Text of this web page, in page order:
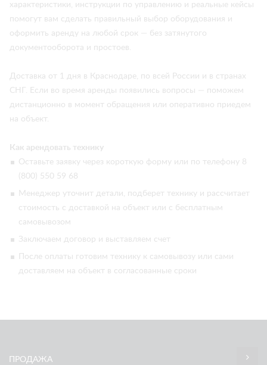
характеристики, инструкции по управлению и реальные кейсы
помогут вам сделать правильный выбор оборудования и
оформить аренду на любой срок — без затянутого
документооборота и простоев.
Доставка от 1 дня в Краснодаре, по всей России и в странах
СНГ. Если во время аренды появились вопросы — поможем
дистанционно в момент обращения или оперативно приедем
на объект.
Как арендовать технику
Оставьте заявку через короткую форму или по телефону 8
(800) 550 59 68
Менеджер уточнит детали, подберет технику и рассчитает
стоимость с доставкой на объект или с бесплатным
самовывозом
Заключаем договор и выставляем счет
После оплаты готовим технику к самовывозу или сами
доставляем на объект в согласованные сроки
ПРОДАЖА